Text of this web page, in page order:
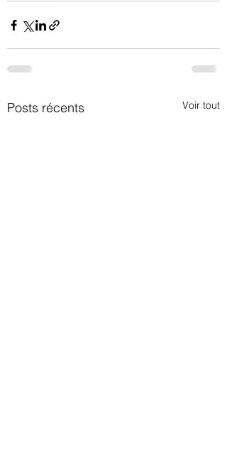
Posts récents Voir tout